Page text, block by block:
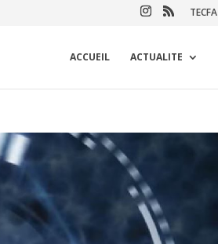
ACCUEIL ACTUALITE